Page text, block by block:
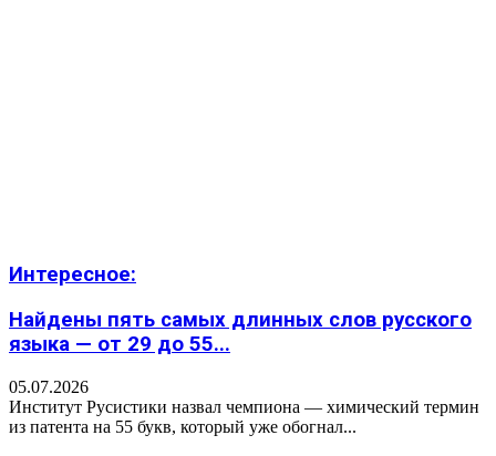
Интересное:
Найдены пять самых длинных слов русского
языка — от 29 до 55...
05.07.2026
Институт Русистики назвал чемпиона — химический термин
из патента на 55 букв, который уже обогнал...